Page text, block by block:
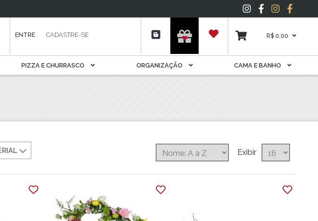
R$ 0,00
ENTRE CADASTRE-SE
PIZZA E CHURRASCO ORGANIZAÇÃO CAMA E BANHO
Garrafas E Licoreiras
Móveis Decorativos
Pelúcia
Suporte Para Rolhas E
Cápsulas
Tapete
Exibir